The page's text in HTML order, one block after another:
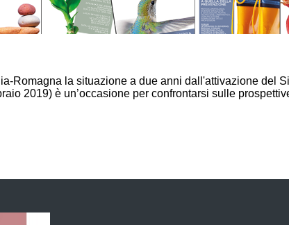
Romagna la situazione a due anni dall'attivazione del
2019) è un’occasione per confrontarsi sulle